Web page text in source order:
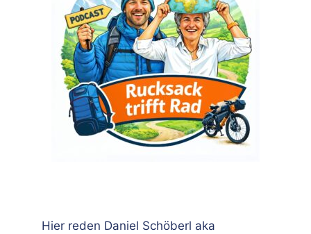
Hier reden Daniel Schöberl aka